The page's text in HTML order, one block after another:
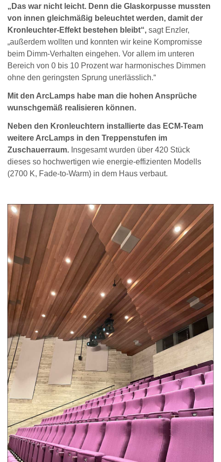
„Das war nicht leicht. Denn die Glaskorpusse mussten
von innen gleichmäßig beleuchtet werden, damit der
Kronleuchter-Effekt bestehen bleibt“, sagt Enzler,
„außerdem wollten und konnten wir keine Kompromisse
beim Dimm-Verhalten eingehen. Vor allem im unteren
Bereich von 0 bis 10 Prozent war harmonisches Dimmen
ohne den geringsten Sprung unerlässlich.“
Mit den ArcLamps habe man die hohen Ansprüche
wunschgemäß realisieren können.
Neben den Kronleuchtern installierte das ECM-Team
weitere ArcLamps in den Treppenstufen im
Zuschauerraum. Insgesamt wurden über 420 Stück
dieses so hochwertigen wie energie-effizienten Modells
(2700 K, Fade-to-Warm) in dem Haus verbaut.